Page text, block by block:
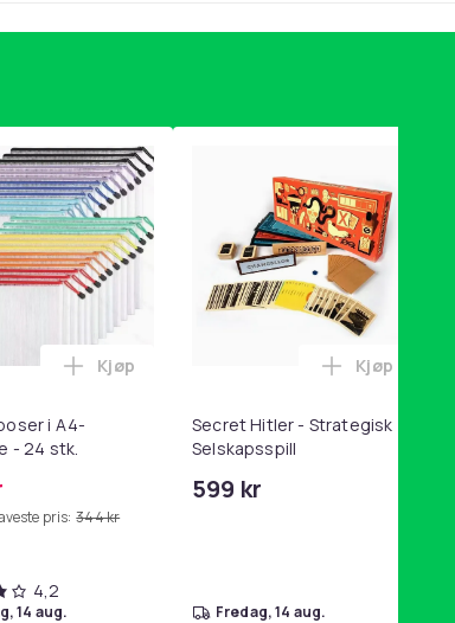
mage- og kjernetrening, yoga og
/ LR54 / 189 / 10-pakning PKcell i
i A4-
- 24 stk.
pris: 344 kr
Legg Nettingposer i A4-størrelse - 24
Kjøp
4,2
14 aug.
Secret Hitler - Strategisk
Selskapsspill
599 kr
Legg
Kjøp
fredag, 14 aug.